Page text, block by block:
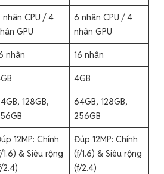
nhân CPU / 4
GPU
6 nhân CPU / 4
nhân GPU
nhân 16 nhân
4GB
128GB,
64GB, 128GB,
256GB
12MP: Chính
1.6) & Siêu rộng
2.4)
Đúp 12MP: Chính
(f/1.6) & Siêu rộng
(f/2.4)